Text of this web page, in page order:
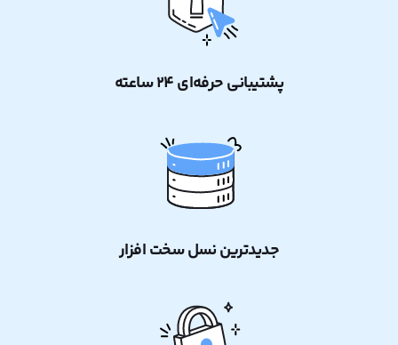
پشتیبانی حرفه‌ای ۲۴ ساعته
جدیدترین نسل سخت افزار